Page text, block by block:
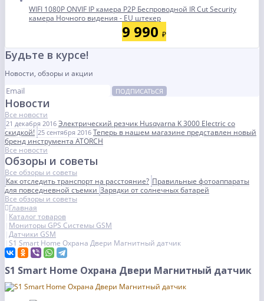
WIFI 1080P ONVIF IP камера P2P Беспроводной IR Cut Security
камера Ночного видения - EU штекер
9 990 ₽
Будьте в курсе!
Новости, обзоры и акции
ПОДПИСАТЬСЯ
Новости
Все новости
21 декабря 2016 Электрический резчик Husqvarna K 3000 Electric со
скидкой! 25 сентября 2016 Теперь в нашем магазине представлен новый
бренд инструмента ATORCH
Все новости
Обзоры и советы
Все обзоры и советы
Как отследить транспорт на расстояние? Правильные фотоаппараты
для повседневной съемкиЗарядки от солнечных батарей
Все обзоры и советы
Главная
Каталог товаров
Мониторы GPS Системы GSM
Датчики GSM
S1 Smart Home Охрана Двери Магнитный датчик
S1 Smart Home Охрана Двери Магнитный датчик